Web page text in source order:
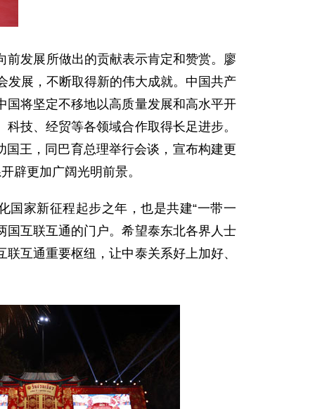
发展所做出的贡献表示肯定和赞赏。廖
发展，不断取得新的伟大成就。中国共产
将坚定不移地以高质量发展和高水平开
技、经贸等各领域合作取得长足进步。
王，同巴育总理举行会谈，宣布构建更
辟更加广阔光明前景。
国家新征程起步之年，也是共建“一带一
国互联互通的门户。希望泰东北各界人士
互通重要枢纽，让中泰关系好上加好、